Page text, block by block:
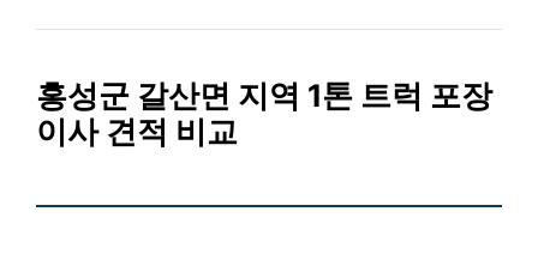
홍성군 갈산면 지역 1톤 트럭 포장
이사 견적 비교